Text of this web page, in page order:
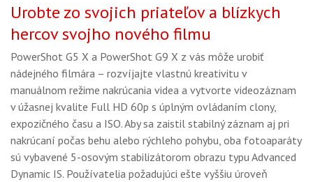
Urobte zo svojich priateľov a blízkych
hercov svojho nového filmu
PowerShot G5 X a PowerShot G9 X z vás môže urobiť
nádejného filmára – rozvíjajte vlastnú kreativitu v
manuálnom režime nakrúcania videa a vytvorte videozáznam
v úžasnej kvalite Full HD 60p s úplným ovládaním clony,
expozičného času a ISO. Aby sa zaistil stabilný záznam aj pri
nakrúcaní počas behu alebo rýchleho pohybu, oba fotoaparáty
sú vybavené 5-osovým stabilizátorom obrazu typu Advanced
Dynamic IS. Používatelia požadujúci ešte vyššiu úroveň